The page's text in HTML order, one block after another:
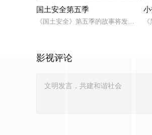
国土安全第五季
《国土安全》第五季的故事将发生在
影视评论